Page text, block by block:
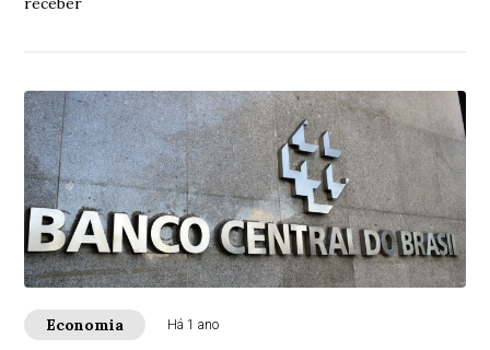
Economia Há 1 ano